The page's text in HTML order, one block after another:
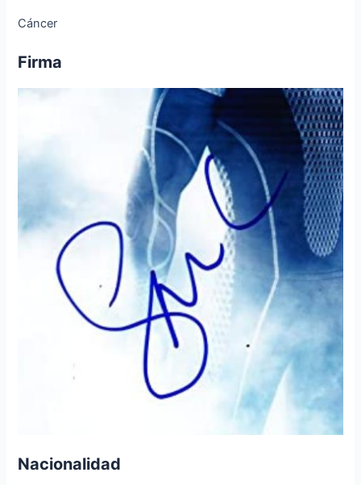
Cáncer
Firma
Nacionalidad